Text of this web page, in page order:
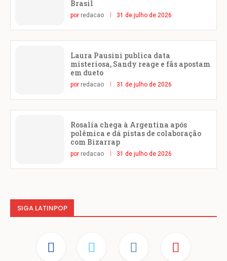
Brasil
por redacao 31 de julho de 2026
Laura Pausini publica data
misteriosa, Sandy reage e fãs apostam
em dueto
por redacao 31 de julho de 2026
Rosalía chega à Argentina após
polêmica e dá pistas de colaboração
com Bizarrap
por redacao 31 de julho de 2026
SIGA LATINPOP